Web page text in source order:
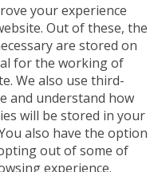
your experience
Out of these, the
are stored on
for the working of
We also use third-
and understand how
will be stored in your
also have the option
out of some of
experience.